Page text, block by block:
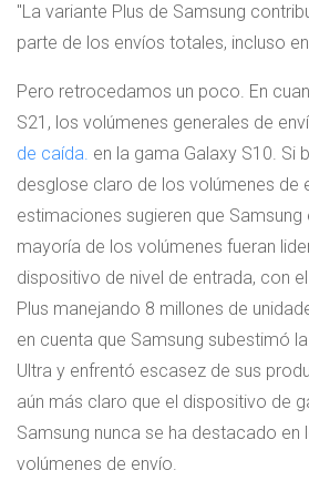
La variante Plus de Samsung
parte de los envíos totales, incluso
Pero retrocedamos un poco. En
S21, los volúmenes generales de
de caída. en la gama Galaxy S10. Si
desglose claro de los volúmenes de
estimaciones sugieren que Samsung
mayoría de los volúmenes fueran
dispositivo de nivel de entrada, con el
Plus manejando 8 millones de
en cuenta que Samsung subestimó
Ultra y enfrentó escasez de sus
aún más claro que el dispositivo de
Samsung nunca se ha destacado en
volúmenes de envío.